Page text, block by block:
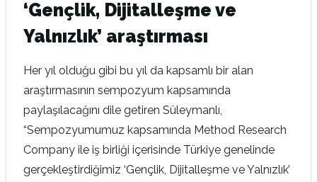
‘Gençlik, Dijitalleşme ve
Yalnızlık’ araştırması
Her yıl olduğu gibi bu yıl da kapsamlı bir alan
araştırmasının sempozyum kapsamında
paylaşılacağını dile getiren Süleymanlı,
“Sempozyumumuz kapsamında Method Research
Company ile iş birliği içerisinde Türkiye genelinde
gerçekleştirdiğimiz ‘Gençlik, Dijitalleşme ve Yalnızlık’